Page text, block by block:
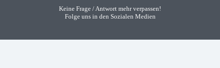
Keine Frage / Antwort mehr verpassen!
Folge uns in den Sozialen Medien